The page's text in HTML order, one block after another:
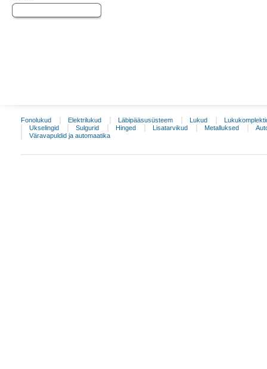
Fonolukud Elektrilukud Läbipääsusüsteem Lukud
Ukselingid
Sulgurid Hinged Lisatarvikud Metalluksed
Väravapuldid ja automaatika